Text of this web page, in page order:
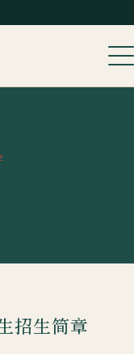
招生简章